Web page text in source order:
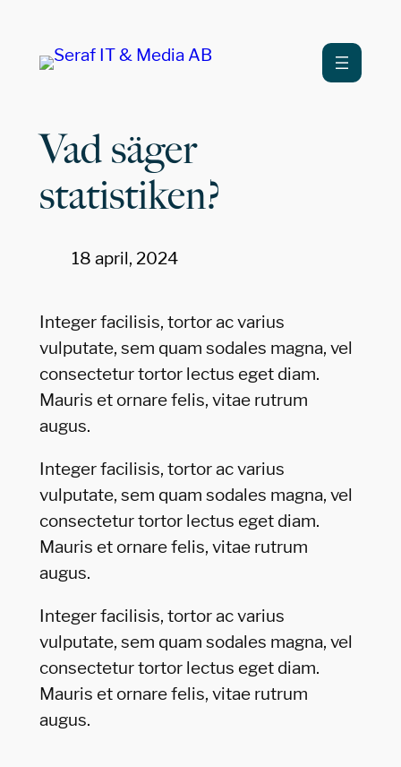
innehåll
Vad säger
statistiken?
18 april, 2024
Integer facilisis, tortor ac varius
vulputate, sem quam sodales magna, vel
consectetur tortor lectus eget diam.
Mauris et ornare felis, vitae rutrum
augus.
Integer facilisis, tortor ac varius
vulputate, sem quam sodales magna, vel
consectetur tortor lectus eget diam.
Mauris et ornare felis, vitae rutrum
augus.
Integer facilisis, tortor ac varius
vulputate, sem quam sodales magna, vel
consectetur tortor lectus eget diam.
Mauris et ornare felis, vitae rutrum
augus.